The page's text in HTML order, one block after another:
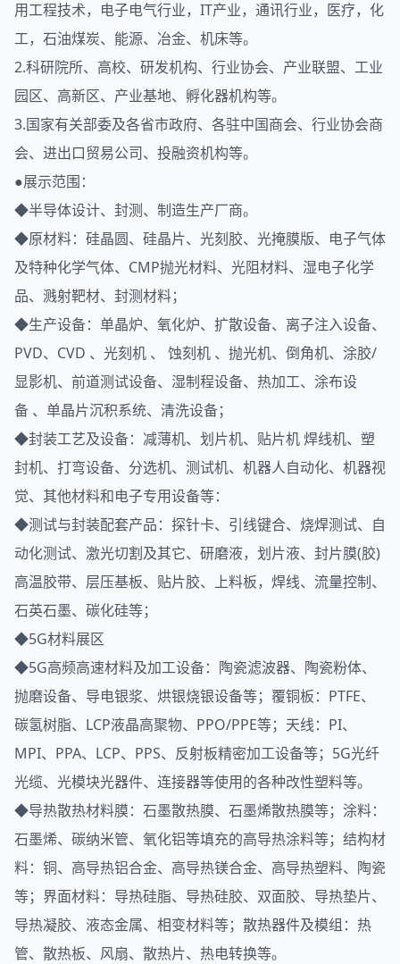
用工程技术，电子电气行业，IT产业，通讯行业，医疗，化
工，石油煤炭、能源、冶金、机床等。
2.科研院所、高校、研发机构、行业协会、产业联盟、工业
园区、高新区、产业基地、孵化器机构等。
3.国家有关部委及各省市政府、各驻中国商会、行业协会商
会、进出口贸易公司、投融资机构等。
●展示范围：
◆半导体设计、封测、制造生产厂商。
◆原材料：硅晶圆、硅晶片、光刻胶、光掩膜版、电子气体
及特种化学气体、CMP抛光材料、光阻材料、湿电子化学
品、溅射靶材、封测材料；
◆生产设备：单晶炉、氧化炉、扩散设备、离子注入设备、
PVD、CVD 、光刻机 、 蚀刻机 、抛光机、倒角机、涂胶/
显影机、前道测试设备、湿制程设备、热加工、涂布设
备 、单晶片沉积系统、清洗设备；
◆封装工艺及设备：减薄机、划片机、贴片机 焊线机、塑
封机、打弯设备、分选机、测试机、机器人自动化、机器视
觉、其他材料和电子专用设备等：
◆测试与封装配套产品：探针卡、引线键合、烧焊测试、自
动化测试、激光切割及其它、研磨液，划片液、封片膜(胶)
高温胶带、层压基板、贴片胶、上料板，焊线、流量控制、
石英石墨、碳化硅等；
◆5G材料展区
◆5G高频高速材料及加工设备：陶瓷滤波器、陶瓷粉体、
抛磨设备、导电银浆、烘银烧银设备等；覆铜板：PTFE、
碳氢树脂、LCP液晶高聚物、PPO/PPE等；天线：PI、
MPI、PPA、LCP、PPS、反射板精密加工设备等；5G光纤
光缆、光模块光器件、连接器等使用的各种改性塑料等。
◆导热散热材料膜：石墨散热膜、石墨烯散热膜等；涂料：
石墨烯、碳纳米管、氧化铝等填充的高导热涂料等；结构材
料：铜、高导热铝合金、高导热镁合金、高导热塑料、陶瓷
等；界面材料：导热硅脂、导热硅胶、双面胶、导热垫片、
导热凝胶、液态金属、相变材料等；散热器件及模组：热
管、散热板、风扇、散热片、热电转换等。